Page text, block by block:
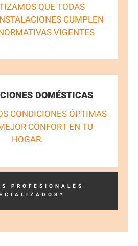
QUE TODAS
CUMPLEN
VIGENTES
DOMÉSTICAS
CONDICIONES ÓPTIMAS
CONFORT EN TU
HOGAR.
PROFESIONALES